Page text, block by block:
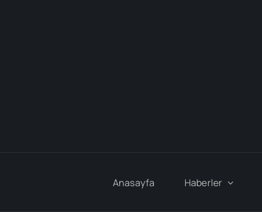
Anasayfa Haberler